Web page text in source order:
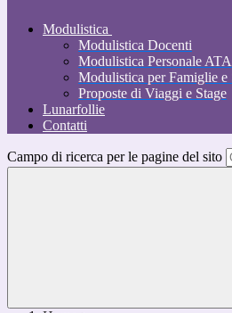
Modulistica
Modulistica Docenti
Modulistica Personale ATA
Modulistica per Famiglie e
Proposte di Viaggi e Stage
Lunarfollie
Contatti
Campo di ricerca per le pagine del sito